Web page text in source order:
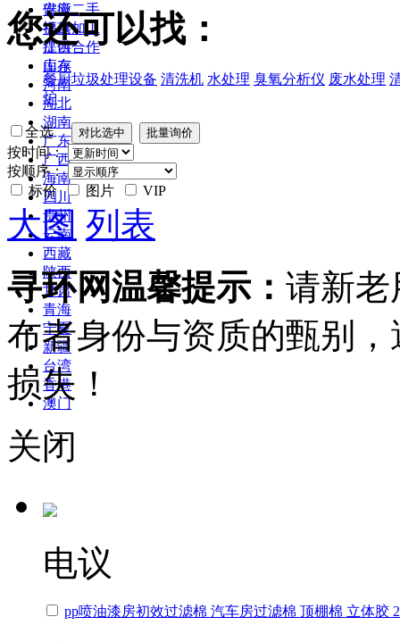
安徽
福建
江西
山东
河南
湖北
湖南
广东
广西
海南
四川
贵州
云南
西藏
陕西
甘肃
青海
宁夏
新疆
台湾
香港
澳门
供应二手
提供加工
提供合作
库存
您还可以找：
餐厨垃圾处理设备 清洗机 水处理 臭氧分析仪 废水处理
炉
全选
按时间：
按顺序：
标价
图片 VIP
大图 列表
寻环网温馨提示： 请新老
布者身份与资质的甄别
损失！
关闭
电议
pp喷油漆房初效过滤棉 汽车房过滤棉 顶棚棉 立体胶